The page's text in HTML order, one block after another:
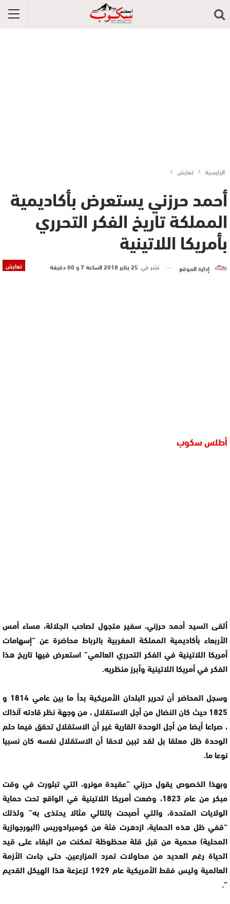
الرئيسية تعايش
أحمد حرزني يستعرض بأكاديمية
المملكة تاريخ الفكر التحرري
بأمريكا اللاتينية
تعايش إدارة الموقع نشر في 25 يناير 2018 الساعة 7 و 00 دقيقة
أطلس سكوب
ألقى السيد أحمد حرزني، سفير متجول لصاحب الجلالة، مساء أمس
الأربعاء بأكاديمية المملكة المغربية بالرباط محاضرة عن “إسهامات
أمريكا اللاتينية في الفكر التحرري العالمي” استعرض فيها تاريخ هذا
الفكر في أمريكا اللاتينية وأبرز منظريه.
وسجل المحاضر أن تحرير البلدان الأمريكية بدأ ما بين عامي 1814 و
1825 حيث كان النضال من أجل الاستقلال ، من وجهة نظر قادته آنذاك
، صراعا أيضا من أجل الوحدة القارية غير أن الاستقلال تحقق فيما حلم
الوحدة ظل معلقا بل لقد تبين لاحقا أن الاستقلال نفسه كان نسبيا
نوعا ما.
وبهذا الخصوص يقول حرزني “عقيدة مونرو، التي تبلورت في وقت
مبكر من عام 1823، وضعت أمريكا اللاتينية في الواقع تحت حماية
الولايات المتحدة، والتي أصبحت بالتالي مثالا يحتذى به” ولذلك
“قفي ظل هذه الحماية، ازدهرت فئة من كومبرادوريس (البورجوازية
المحلية) محمية من قبل قلة محظوظة تمكنت من البقاء على قيد
الحياة رغم العديد من محاولات تمرد المزارعين، حتى جاءت الأزمة
العالمية وليس فقط الأمريكية عام 1929 لزعزعة هذا الهيكل القديم
“.